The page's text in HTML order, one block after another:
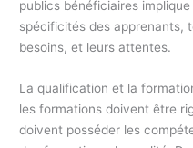
publics bénéficiaires
spécificités des apprenants,
besoins, et leurs attentes.
La qualification et la
les formations doivent être
doivent posséder les